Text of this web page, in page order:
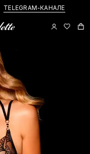
TELEGRAM-КАНАЛЕ